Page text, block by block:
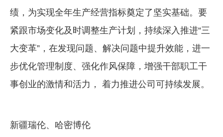
绩，为实现全年生产经营指标奠定了坚实基础。要
紧跟市场变化及时调整生产计划，持续深入推进“三
大变革”，在发现问题、解决问题中提升效能，进一
步优化管理制度、强化作风保障，增强干部职工干
事创业的激情和活力， 着力推进公司可持续发展。
新疆瑞伦、哈密博伦